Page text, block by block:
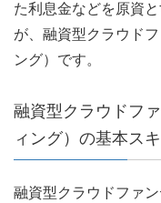
た利息金などを原資
が、融資型クラウド
ング）です。
融資型クラウドフ
ィング）の基本ス
融資型クラウドファ